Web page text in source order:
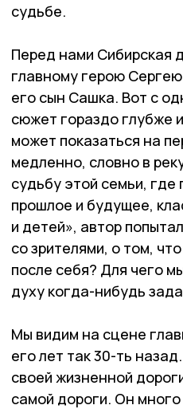
судьбе.
Перед нами Сибирская
главному герою
его сын Сашка. Вот с
сюжет гораздо глубже
может показаться на
медленно, словно в
судьбу этой семьи, где
прошлое и будущее,
и детей», автор
со зрителями, о том,
после себя? Для чего
духу когда-нибудь
Мы видим на сцене
его лет так 30-ть
своей жизненной
самой дороги. Он